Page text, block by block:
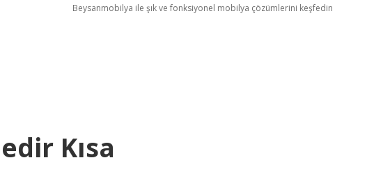
Beysanmobilya ile şık ve fonksiyonel mobilya çözümlerini keşfedin
Kısa